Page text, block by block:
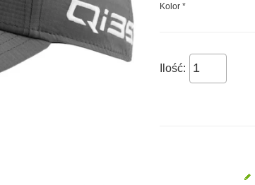
Kolor *
Ilość: